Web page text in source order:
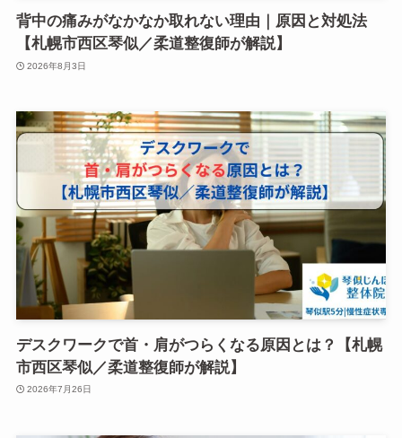
背中の痛みがなかなか取れない理由｜原因と対処法
【札幌市西区琴似／柔道整復師が解説】
2026年8月3日
デスクワークで首・肩がつらくなる原因とは？【札幌
市西区琴似／柔道整復師が解説】
2026年7月26日